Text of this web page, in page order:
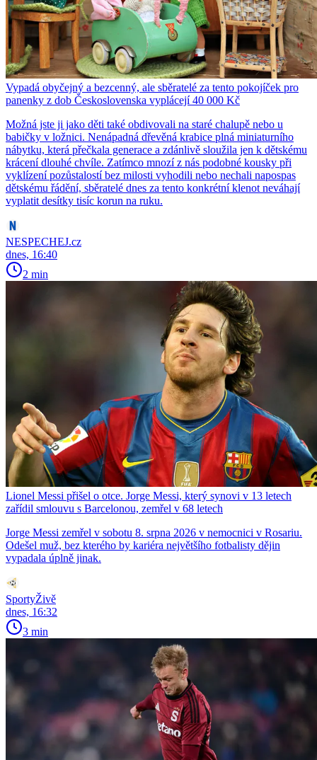
Vypadá obyčejný a bezcenný, ale sběratelé za tento pokojíček pro
panenky z dob Československa vyplácejí 40 000 Kč
Možná jste ji jako děti také obdivovali na staré chalupě nebo u
babičky v ložnici. Nenápadná dřevěná krabice plná miniaturního
nábytku, která přečkala generace a zdánlivě sloužila jen k dětskému
krácení dlouhé chvíle. Zatímco mnozí z nás podobné kousky při
vyklízení pozůstalostí bez milosti vyhodili nebo nechali napospas
dětskému řádění, sběratelé dnes za tento konkrétní klenot neváhají
vyplatit desítky tisíc korun na ruku.
NESPECHEJ.cz
dnes, 16:40
2 min
Lionel Messi přišel o otce. Jorge Messi, který synovi v 13 letech
zařídil smlouvu s Barcelonou, zemřel v 68 letech
Jorge Messi zemřel v sobotu 8. srpna 2026 v nemocnici v Rosariu.
Odešel muž, bez kterého by kariéra největšího fotbalisty dějin
vypadala úplně jinak.
SportyŽivě
dnes, 16:32
3 min